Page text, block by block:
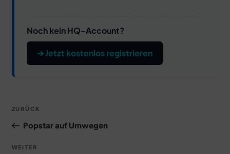
Noch kein HQ-Account?
➔ Jetzt kostenlos registrieren
Beitragsnavigation
Vorheriger
Beitrag
ZURÜCK
Popstar auf Umwegen
Nächster
WEITER